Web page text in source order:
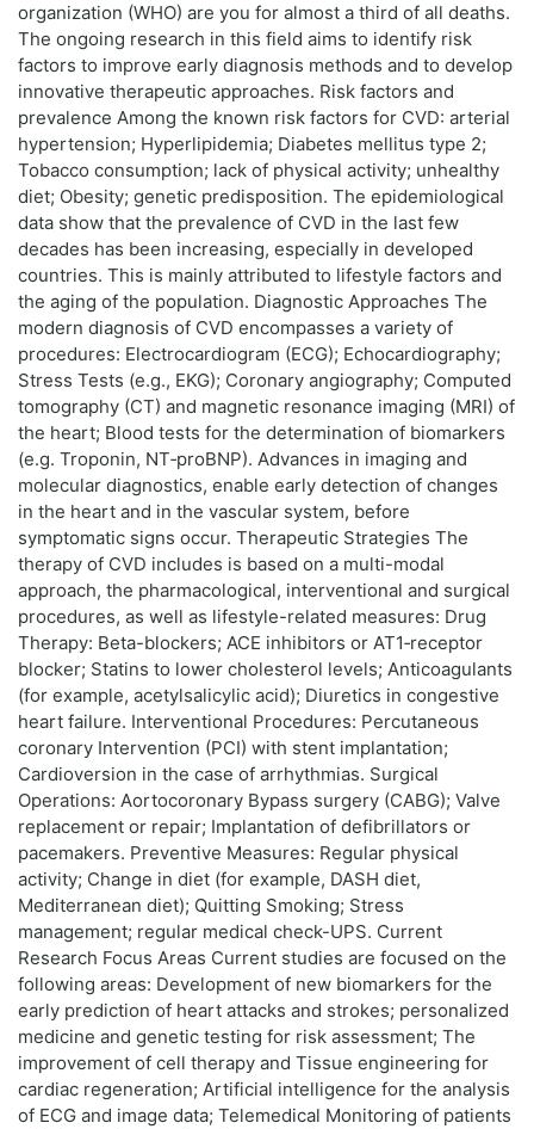
organization (WHO) are you for almost a third of all deaths.
The ongoing research in this field aims to identify risk
factors to improve early diagnosis methods and to develop
innovative therapeutic approaches. Risk factors and
prevalence Among the known risk factors for CVD: arterial
hypertension; Hyperlipidemia; Diabetes mellitus type 2;
Tobacco consumption; lack of physical activity; unhealthy
diet; Obesity; genetic predisposition. The epidemiological
data show that the prevalence of CVD in the last few
decades has been increasing, especially in developed
countries. This is mainly attributed to lifestyle factors and
the aging of the population. Diagnostic Approaches The
modern diagnosis of CVD encompasses a variety of
procedures: Electrocardiogram (ECG); Echocardiography;
Stress Tests (e.g., EKG); Coronary angiography; Computed
tomography (CT) and magnetic resonance imaging (MRI) of
the heart; Blood tests for the determination of biomarkers
(e.g. Troponin, NT‑proBNP). Advances in imaging and
molecular diagnostics, enable early detection of changes
in the heart and in the vascular system, before
symptomatic signs occur. Therapeutic Strategies The
therapy of CVD includes is based on a multi-modal
approach, the pharmacological, interventional and surgical
procedures, as well as lifestyle-related measures: Drug
Therapy: Beta-blockers; ACE inhibitors or AT1‑receptor
blocker; Statins to lower cholesterol levels; Anticoagulants
(for example, acetylsalicylic acid); Diuretics in congestive
heart failure. Interventional Procedures: Percutaneous
coronary Intervention (PCI) with stent implantation;
Cardioversion in the case of arrhythmias. Surgical
Operations: Aortocoronary Bypass surgery (CABG); Valve
replacement or repair; Implantation of defibrillators or
pacemakers. Preventive Measures: Regular physical
activity; Change in diet (for example, DASH diet,
Mediterranean diet); Quitting Smoking; Stress
management; regular medical check-UPS. Current
Research Focus Areas Current studies are focused on the
following areas: Development of new biomarkers for the
early prediction of heart attacks and strokes; personalized
medicine and genetic testing for risk assessment; The
improvement of cell therapy and Tissue engineering for
cardiac regeneration; Artificial intelligence for the analysis
of ECG and image data; Telemedical Monitoring of patients